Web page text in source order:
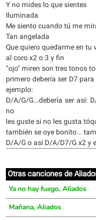
Y no mides lo que sientes
Iluminada
Me siento cuando tú me
Tan angelada
Que quiero quedarme en tu
al coro x2 o 3 y fin
"ojo" miren son tres tonos
primero debería ser D7
ejemplo:
D/A/G/G...debería ser así:
no
les guste si no les gusta
también se oye bonito...
D/A/G o así D/A/D7/G x2 y
Otras canciones de
Ya no hay fuego, Aliados
Mañana, Aliados